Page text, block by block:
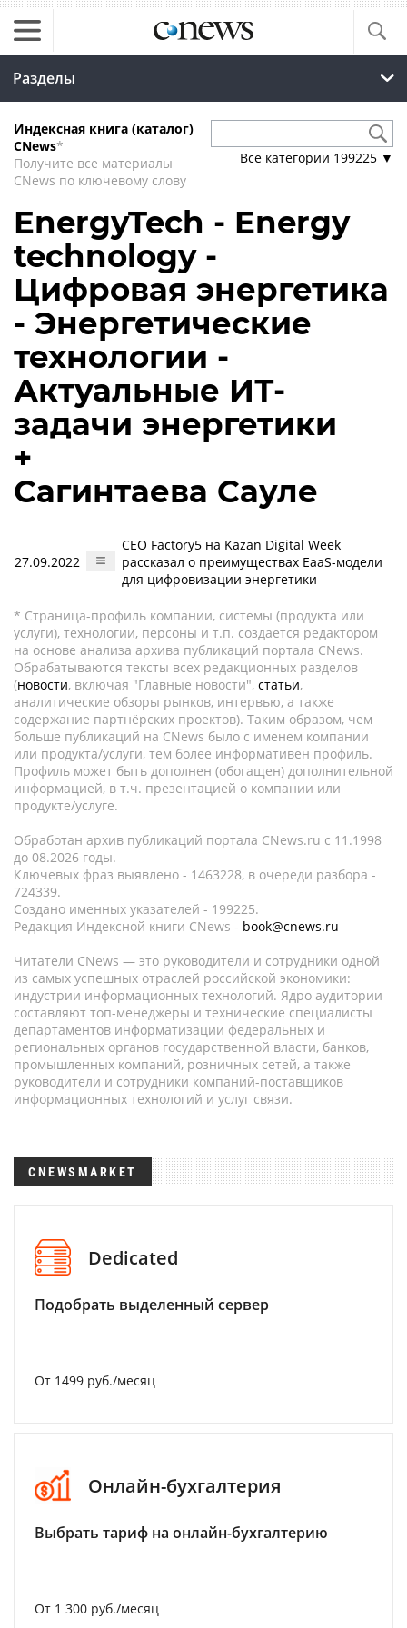
Разделы
Индексная книга (каталог)
CNews*
Получите все материалы
CNews по ключевому слову
Все категории 199225 ▼
EnergyTech - Energy
technology -
Цифровая энергетика
- Энергетические
технологии -
Актуальные ИТ-
задачи энергетики
+
Сагинтаева Сауле
27.09.2022
CEO Factory5 на Kazan Digital Week
рассказал о преимуществах EaaS-модели
для цифровизации энергетики
* Страница-профиль компании, системы (продукта или
услуги), технологии, персоны и т.п. создается редактором
на основе анализа архива публикаций портала CNews.
Обрабатываются тексты всех редакционных разделов
(новости, включая "Главные новости", статьи,
аналитические обзоры рынков, интервью, а также
содержание партнёрских проектов). Таким образом, чем
больше публикаций на CNews было с именем компании
или продукта/услуги, тем более информативен профиль.
Профиль может быть дополнен (обогащен) дополнительной
информацией, в т.ч. презентацией о компании или
продукте/услуге.
Обработан архив публикаций портала CNews.ru c 11.1998
до 08.2026 годы.
Ключевых фраз выявлено - 1463228, в очереди разбора -
724339.
Создано именных указателей - 199225.
Редакция Индексной книги CNews - book@cnews.ru
Читатели CNews — это руководители и сотрудники одной
из самых успешных отраслей российской экономики:
индустрии информационных технологий. Ядро аудитории
составляют топ-менеджеры и технические специалисты
департаментов информатизации федеральных и
региональных органов государственной власти, банков,
промышленных компаний, розничных сетей, а также
руководители и сотрудники компаний-поставщиков
информационных технологий и услуг связи.
CNEWSMARKET
Dedicated
Подобрать выделенный сервер
От 1499 руб./месяц
Онлайн-бухгалтерия
Выбрать тариф на онлайн-бухгалтерию
От 1 300 руб./месяц